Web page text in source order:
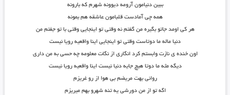
ببین دنیامون آرومه دیوونه شهرم که بارونه
همه چی آمادست قلبامون عاشقه هم بمونه
هر کی اومد جاتو بگیره من گفتم نه وقتی تو اینجایی وقتی با تو جفتم من
دنیا ماله ما دوتاست وقتی تو اینجایی اینا واقعیه رویا نیست
اون خنده ی نازت وابستم کرد انگاری از نگات معلومه چه حسی به من داری
دیگه مثه ما دوتا هیچ جایه دنیا نیست اینا واقعیه رویا نیست
روانی بهت مریضم بی هوا از رو غریزم
اگه تو از من دورشی یه تنه شهرو بهم میریزم